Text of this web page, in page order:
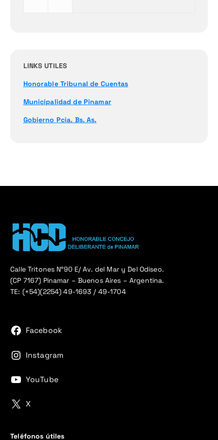
LINKS UTILES
Honorable Tribunal de Cuentas
Municipalidad de Pinamar
Gobierno Pcia. Bs. As.
Calle Tritones N°90 E/ Av. del Mar y Del Odiseo.
(CP 7167) Pinamar – Buenos Aires – Argentina.
TE: (+54)(2254) 49-1693 / 49-1704
Facebook
Instagram
YouTube
X
Teléfonos útiles